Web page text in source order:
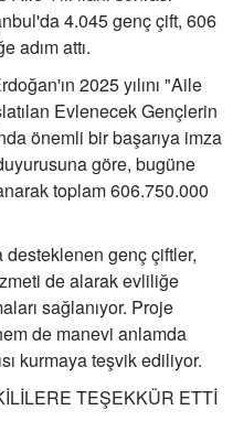
4.045 genç çift, 606
adım attı.
2025 yılını "Aile
Evlenecek Gençlerin
önemli bir başarıya imza
göre, bugüne
toplam 606.750.000
genç çiftler,
de alarak evliliğe
sağlanıyor. Proje
de manevi anlamda
kurmaya teşvik ediliyor.
TEŞEKKÜR ETTİ